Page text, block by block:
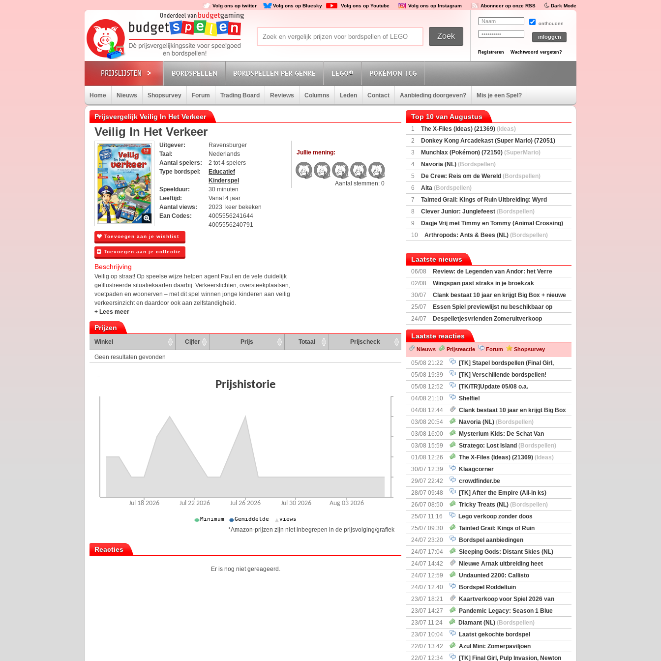
Volg ons op twitter Volg ons op Bluesky Volg ons op Youtube Volg ons op Instagram Abonneer op onze RSS Dark Mode
onthouden
Registreren Wachtwoord vergeten?
BORDSPELLEN BORDSPELLEN PER GENRE LEGO® POKÉMON TCG
Home Nieuws Shopsurvey Forum Trading Board Reviews Columns Leden Contact Aanbieding doorgeven? Mis je een Spel?
Prijsvergelijk Veilig In Het Verkeer
Veilig In Het Verkeer
Uitgever:
Ravensburger
Taal:
Nederlands
Aantal spelers:
2 tot 4 spelers
Type bordspel:
Educatief
Kinderspel
Speelduur:
30 minuten
Leeftijd:
Vanaf 4 jaar
Aantal views:
2023 keer bekeken
Ean Codes:
4005556241644
4005556240791
Toevoegen aan je wishlist
Toevoegen aan je collectie
Beschrijving
Veilig op straat! Op speelse wijze helpen agent Paul en de vele duidelijk
geïllustreerde situatiekaarten daarbij. Verkeerslichten, oversteekplaatsen,
voetpaden en woonerven – met dit spel winnen jonge kinderen aan veilig
verkeersinzicht en daardoor ook aan zelfstandigheid.
+ Lees meer
Jullie mening:
Aantal stemmen: 0
Prijzen
Winkel Cijfer Prijs Totaal Prijscheck
Geen resultaten gevonden
*Amazon-prijzen zijn niet inbegrepen in de prijsvolging/grafiek
Reacties
Er is nog niet gereageerd.
Top 10 van Augustus
1 The X-Files (Ideas) (21369) (Ideas)
2
Donkey Kong Arcadekast (Super Mario) (72051)
(SuperMario)
3 Munchlax (Pokémon) (72150) (SuperMario)
4
Navoria (NL) (Bordspellen)
5
De Crew: Reis om de Wereld (Bordspellen)
6
Alta (Bordspellen)
7
Tainted Grail: Kings of Ruin Uitbreiding: Wyrd
Encounters(Bordspellen)
8 Clever Junior: Junglefeest (Bordspellen)
9
Dagje Vrij met Timmy en Tommy (Animal Crossing)
(77059)(Ideas)
10 Arthropods: Ants & Bees (NL) (Bordspellen)
Laatste nieuws
06/08
Review: de Legenden van Andor: het Verre
Land
02/08
Wingspan past straks in je broekzak
30/07
Clank bestaat 10 jaar en krijgt Big Box + nieuwe
uitbreiding
25/07
Essen Spiel previewlijst nu beschikbaar op
Boardgamegeek
24/07
Despelletjesvrienden Zomeruitverkoop
Laatste reacties
Nieuws Prijsreactie Forum Shopsurvey
05/08 21:22
[TK] Stapel bordspellen (Final Girl,
Nemesis Retaliation, Zombicide Invader)
05/08 19:39
[TK] Verschillende bordspellen!
05/08 12:52
[TK/TR]Update 05/08 o.a.
Prijsverlagingen, Imperium Horizons, 20 Strong
04/08 21:10
Shelfie!
04/08 12:44
Clank bestaat 10 jaar en krijgt Big Box
+ nieuwe uitbreiding
03/08 20:54 Navoria (NL) (Bordspellen)
03/08 16:00
Mysterium Kids: De Schat Van
Kapitein Boe
(Bordspellen)
03/08 15:59 Stratego: Lost Island (Bordspellen)
01/08 12:26
The X-Files (Ideas) (21369) (Ideas)
30/07 12:39
Klaagcorner
29/07 22:42
crowdfinder.be
28/07 09:48
[TK] After the Empire (All-in ks)
26/07 08:50
Tricky Treats (NL) (Bordspellen)
25/07 11:16
Lego verkoop zonder doos
25/07 09:30
Tainted Grail: Kings of Ruin
Uitbreiding: Wyrd Encounters(Bordspellen)
24/07 23:20
Bordspel aanbiedingen
24/07 17:04
Sleeping Gods: Distant Skies (NL)
(Bordspellen)
24/07 14:42
Nieuwe Arnak uitbreiding heet
Surprise Shipments
24/07 12:59
Undaunted 2200: Callisto
(Bordspellen)
24/07 12:40
Bordspel Roddeltuin
23/07 18:21
Kaartverkoop voor Spiel 2026 van
start
23/07 14:27
Pandemic Legacy: Season 1 Blue
(Bordspellen)
23/07 11:24 Diamant (NL) (Bordspellen)
23/07 10:04
Laatst gekochte bordspel
22/07 13:42
Azul Mini: Zomerpaviljoen
(Bordspellen)
22/07 12:34 [TK] Final Girl, Pulp Invasion, Newton